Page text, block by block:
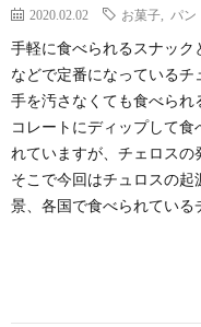
2020.02.02 お菓子 パン
手軽に食べられるスナッ
などで定番になっているチ
手を汚さなくても食べられ
コレートにディップして
れていますが、チェロスの
そこで今回はチュロスの
景、各国で食べられている